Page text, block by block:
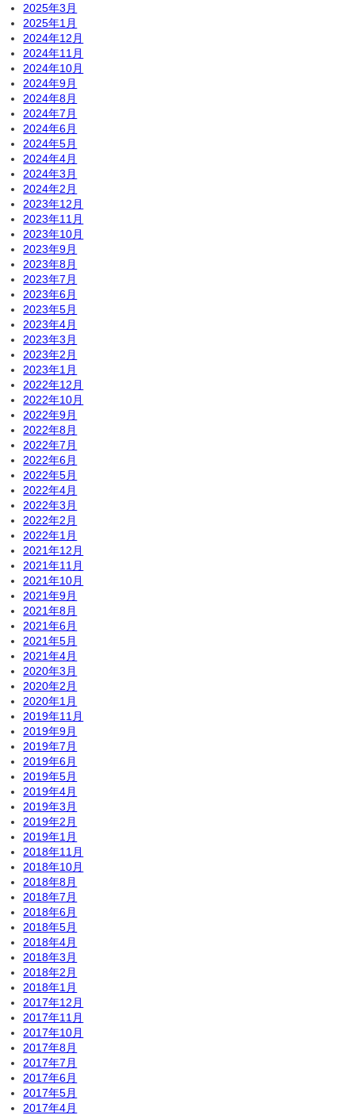
2025年3月
2025年1月
2024年12月
2024年11月
2024年10月
2024年9月
2024年8月
2024年7月
2024年6月
2024年5月
2024年4月
2024年3月
2024年2月
2023年12月
2023年11月
2023年10月
2023年9月
2023年8月
2023年7月
2023年6月
2023年5月
2023年4月
2023年3月
2023年2月
2023年1月
2022年12月
2022年10月
2022年9月
2022年8月
2022年7月
2022年6月
2022年5月
2022年4月
2022年3月
2022年2月
2022年1月
2021年12月
2021年11月
2021年10月
2021年9月
2021年8月
2021年6月
2021年5月
2021年4月
2020年3月
2020年2月
2020年1月
2019年11月
2019年9月
2019年7月
2019年6月
2019年5月
2019年4月
2019年3月
2019年2月
2019年1月
2018年11月
2018年10月
2018年8月
2018年7月
2018年6月
2018年5月
2018年4月
2018年3月
2018年2月
2018年1月
2017年12月
2017年11月
2017年10月
2017年8月
2017年7月
2017年6月
2017年5月
2017年4月